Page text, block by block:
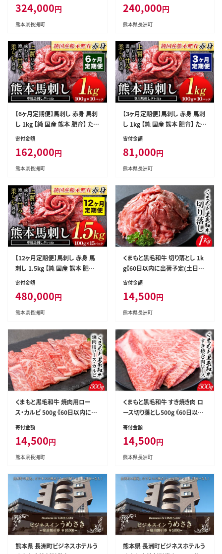
送料無料 国産 絶品 馬肉 肉 ギフ
ト 定期便---ng_fjst10tei_r7_3
324,000円
熊本県長洲町
送料無料 国産 絶品 馬肉 肉 ギフ
ト 定期便---ng_fjst15tei_r7_2
240,000円
熊本県長洲町
【6ヶ月定期便】馬刺し 赤身 馬刺
し 1kg 【純 国産 熊本 肥育】 たっ
ぷり タレ付き 生食用 冷凍《お申
料無料 国産 絶品 馬肉 肉 ギフト
定期便---ng_fjst10tei_r7_162
寄付金額
162,000円
熊本県長洲町
【3ヶ月定期便】馬刺し 赤身 馬刺
し 1kg 【純 国産 熊本 肥育】 たっ
ぷり タレ付き 生食用 冷凍《お申
料無料 国産 絶品 馬肉 肉 ギフト
定期便---ng_fjst10tei_r7_810
寄付金額
81,000円
熊本県長洲町
【12ヶ月定期便】馬刺し 赤身 馬
刺し 1.5kg 【純 国産 熊本 肥育】
たっぷり タレ付き 生食用 冷凍
始》送料無料 国産 絶品 馬肉 肉
ギフト 定期便---ng_fjst15tei_r
寄付金額
480,000円
熊本県長洲町
くまもと黒毛和牛 切り落とし 1k
g《60日以内に出荷予定(土日祝
除く)》 熊本県 長洲町 くまもと黒
切落し 株式会社 羽根(出荷元：
株式会社酒湊)---sn_fhnkiri_6
寄付金額
14,500円
熊本県長洲町
くまもと黒毛和牛 焼肉用ロー
ス・カルビ 500g 《60日以内に出
荷予定(土日祝除く)》 熊本県 長
洲町 くまもと黒毛和牛 黒毛和牛
牛肉 肉 焼き肉 株式会社 羽根
(出荷元：株式会社酒湊)---sn_fh
-
寄付金額
14,500円
熊本県長洲町
くまもと黒毛和牛 すき焼き肉 ロ
ース切り落とし500g 《60日以内
に出荷予定(土日祝除く)》 熊本
県 長洲町 くまもと黒毛和牛 黒
毛和牛 牛肉 肉 すき焼き 株式会
社 羽根(出荷元：株式会社酒湊)
_14500_500g---
寄付金額
14,500円
熊本県長洲町
熊本県 長洲町ビジネスホテルう
熊本県 長洲町ビジネスホテルう